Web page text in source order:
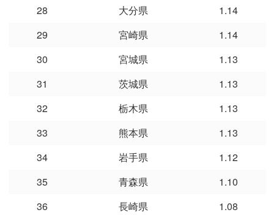
28
大分県
1.14
29
宮崎県
1.14
30
宮城県
1.13
31
茨城県
1.13
32
栃木県
1.13
33
熊本県
1.13
34
岩手県
1.12
35
青森県
1.10
36
長崎県
1.08